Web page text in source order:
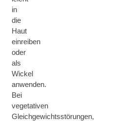
in
die
Haut
einreiben
oder
als
Wickel
anwenden.
Bei
vegetativen
Gleichgewichtsstörungen,